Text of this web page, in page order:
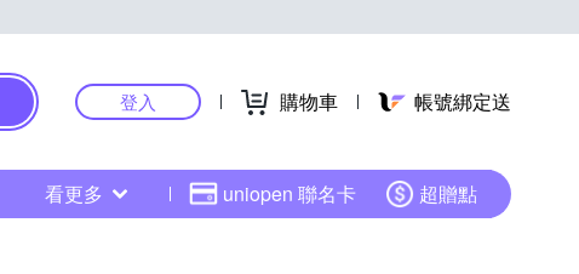
登入 購物車 帳號綁定送
看更多 uniopen 聯名卡 超贈點